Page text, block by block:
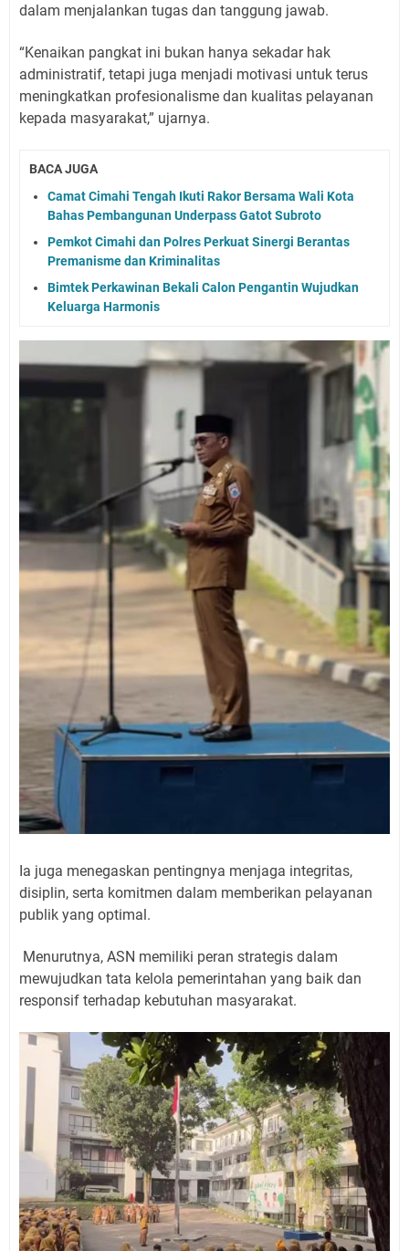
dalam menjalankan tugas dan tanggung jawab.
“Kenaikan pangkat ini bukan hanya sekadar hak
administratif, tetapi juga menjadi motivasi untuk terus
meningkatkan profesionalisme dan kualitas pelayanan
kepada masyarakat,” ujarnya.
BACA JUGA
Camat Cimahi Tengah Ikuti Rakor Bersama Wali Kota
Bahas Pembangunan Underpass Gatot Subroto
Pemkot Cimahi dan Polres Perkuat Sinergi Berantas
Premanisme dan Kriminalitas
Bimtek Perkawinan Bekali Calon Pengantin Wujudkan
Keluarga Harmonis
Ia juga menegaskan pentingnya menjaga integritas,
disiplin, serta komitmen dalam memberikan pelayanan
publik yang optimal.
Menurutnya, ASN memiliki peran strategis dalam
mewujudkan tata kelola pemerintahan yang baik dan
responsif terhadap kebutuhan masyarakat.